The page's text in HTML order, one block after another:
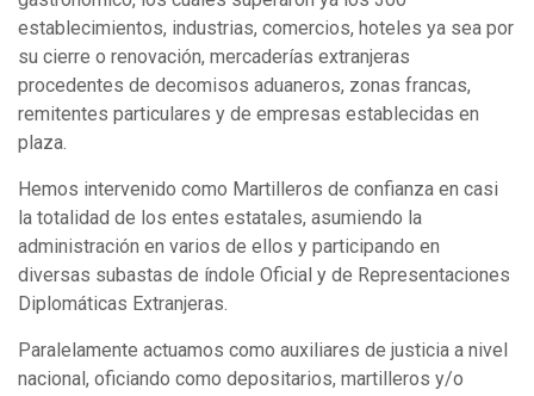
establecimientos, industrias, comercios, hoteles ya sea por
su cierre o renovación, mercaderías extranjeras
procedentes de decomisos aduaneros, zonas francas,
remitentes particulares y de empresas establecidas en
plaza.
Hemos intervenido como Martilleros de confianza en casi
la totalidad de los entes estatales, asumiendo la
administración en varios de ellos y participando en
diversas subastas de índole Oficial y de Representaciones
Diplomáticas Extranjeras.
Paralelamente actuamos como auxiliares de justicia a nivel
nacional, oficiando como depositarios, martilleros y/o